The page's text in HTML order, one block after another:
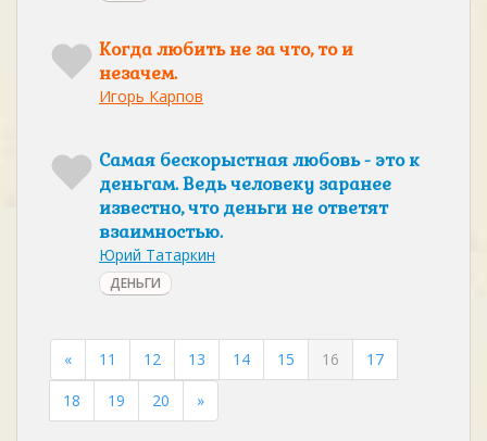
Когда любить не за что, то и
незачем.
Игорь Карпов
Самая бескорыстная любовь - это к
деньгам. Ведь человеку заранее
известно, что деньги не ответят
взаимностью.
Юрий Татаркин
ДЕНЬГИ
« 11 12 13 14 15 16
17
18
19 20 »